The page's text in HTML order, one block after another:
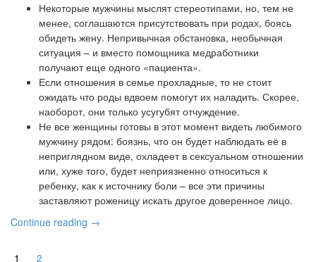
Некоторые мужчины мыслят стереотипами, но, тем не
менее, соглашаются присутствовать при родах, боясь
обидеть жену. Непривычная обстановка, необычная
ситуация – и вместо помощника медработники
получают еще одного «пациента».
Если отношения в семье прохладные, то не стоит
ожидать что роды вдвоем помогут их наладить. Скорее,
наоборот, они только усугубят отчуждение.
Не все женщины готовы в этот момент видеть любимого
мужчину рядом: боязнь, что он будет наблюдать её в
неприглядном виде, охладеет в сексуальном отношении
или, хуже того, будет неприязненно относиться к
ребенку, как к источнику боли – все эти причины
заставляют роженицу искать другое доверенное лицо.
Continue reading →
1 2